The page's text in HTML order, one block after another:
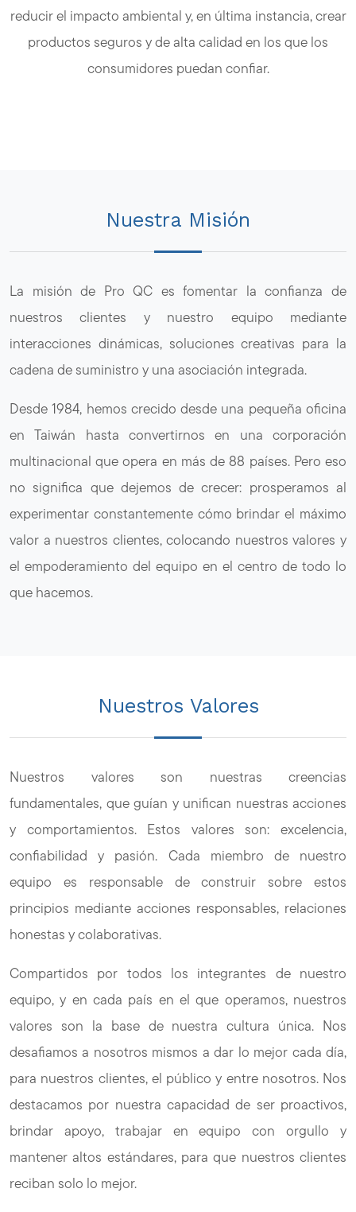
reducir el impacto ambiental y, en última instancia, crear
productos seguros y de alta calidad en los que los
consumidores puedan confiar.
Nuestra Misión
La misión de Pro QC es fomentar la confianza de
nuestros clientes y nuestro equipo mediante
interacciones dinámicas, soluciones creativas para la
cadena de suministro y una asociación integrada.
Desde 1984, hemos crecido desde una pequeña oficina
en Taiwán hasta convertirnos en una corporación
multinacional que opera en más de 88 países. Pero eso
no significa que dejemos de crecer: prosperamos al
experimentar constantemente cómo brindar el máximo
valor a nuestros clientes, colocando nuestros valores y
el empoderamiento del equipo en el centro de todo lo
que hacemos.
Nuestros Valores
Nuestros valores son nuestras creencias
fundamentales, que guían y unifican nuestras acciones
y comportamientos. Estos valores son: excelencia,
confiabilidad y pasión. Cada miembro de nuestro
equipo es responsable de construir sobre estos
principios mediante acciones responsables, relaciones
honestas y colaborativas.
Compartidos por todos los integrantes de nuestro
equipo, y en cada país en el que operamos, nuestros
valores son la base de nuestra cultura única. Nos
desafiamos a nosotros mismos a dar lo mejor cada día,
para nuestros clientes, el público y entre nosotros. Nos
destacamos por nuestra capacidad de ser proactivos,
brindar apoyo, trabajar en equipo con orgullo y
mantener altos estándares, para que nuestros clientes
reciban solo lo mejor.